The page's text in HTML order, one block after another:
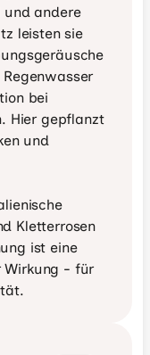
und andere
leisten sie
bei
Hier gepflanzt
und
Kletterrosen
ist eine
Wirkung - für